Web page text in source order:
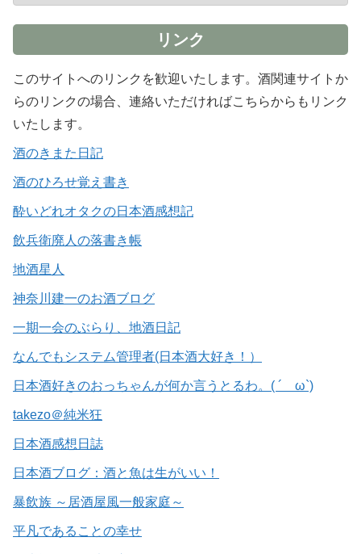
リンク
このサイトへのリンクを歓迎いたします。酒関連サイトか
らのリンクの場合、連絡いただければこちらからもリンク
いたします。
酒のきまた日記
酒のひろせ覚え書き
酔いどれオタクの日本酒感想記
飲兵衛廃人の落書き帳
地酒星人
神奈川建一のお酒ブログ
一期一会のぶらり、地酒日記
なんでもシステム管理者(日本酒大好き！）
日本酒好きのおっちゃんが何か言うとるわ。( ´ ω`)
takezo＠純米狂
日本酒感想日誌
日本酒ブログ：酒と魚は生がいい！
暴飲族 ～居酒屋風一般家庭～
平凡であることの幸せ